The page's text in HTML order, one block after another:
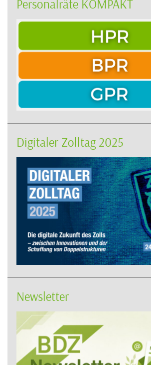
Personalräte KOMPAKT
Digitaler Zolltag 2025
Newsletter